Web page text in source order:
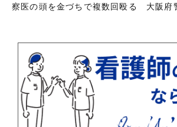
察医の頭を金づちで複数回殴る 大阪府